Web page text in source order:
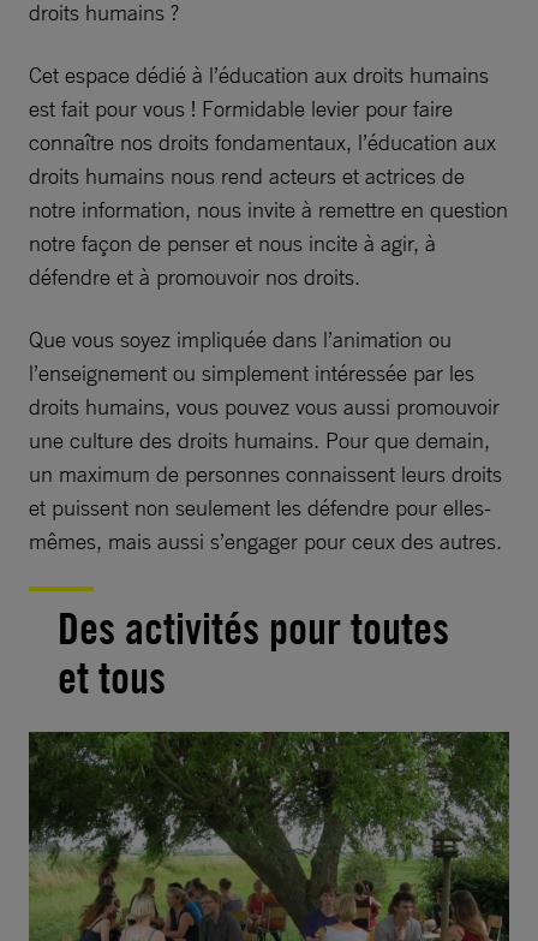
droits humains ?
Cet espace dédié à l’éducation aux droits humains
est fait pour vous ! Formidable levier pour faire
connaître nos droits fondamentaux, l’éducation aux
droits humains nous rend acteurs et actrices de
notre information, nous invite à remettre en question
notre façon de penser et nous incite à agir, à
défendre et à promouvoir nos droits.
Que vous soyez impliquée dans l’animation ou
l’enseignement ou simplement intéressée par les
droits humains, vous pouvez vous aussi promouvoir
une culture des droits humains. Pour que demain,
un maximum de personnes connaissent leurs droits
et puissent non seulement les défendre pour elles-
mêmes, mais aussi s’engager pour ceux des autres.
Des activités pour toutes
et tous